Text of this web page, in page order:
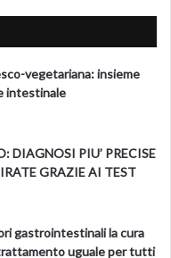
vegetariana: insieme
intestinale
DIAGNOSI PIU’ PRECISE
GRAZIE AI TEST
gastrointestinali la cura
uguale per tutti